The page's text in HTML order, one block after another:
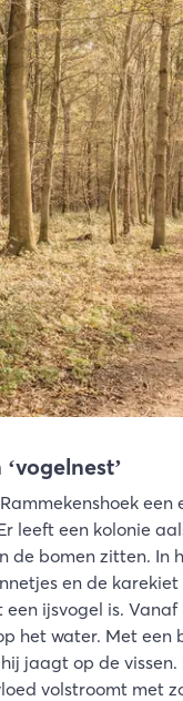
leeft een kolonie
de bomen zitten.
en de
ijsvogel is.
het water. Met
jaagt op de
volstroomt met